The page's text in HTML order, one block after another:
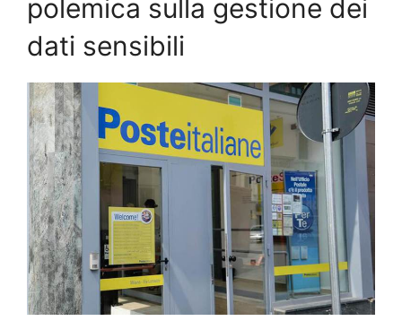
polemica sulla gestione dei
dati sensibili